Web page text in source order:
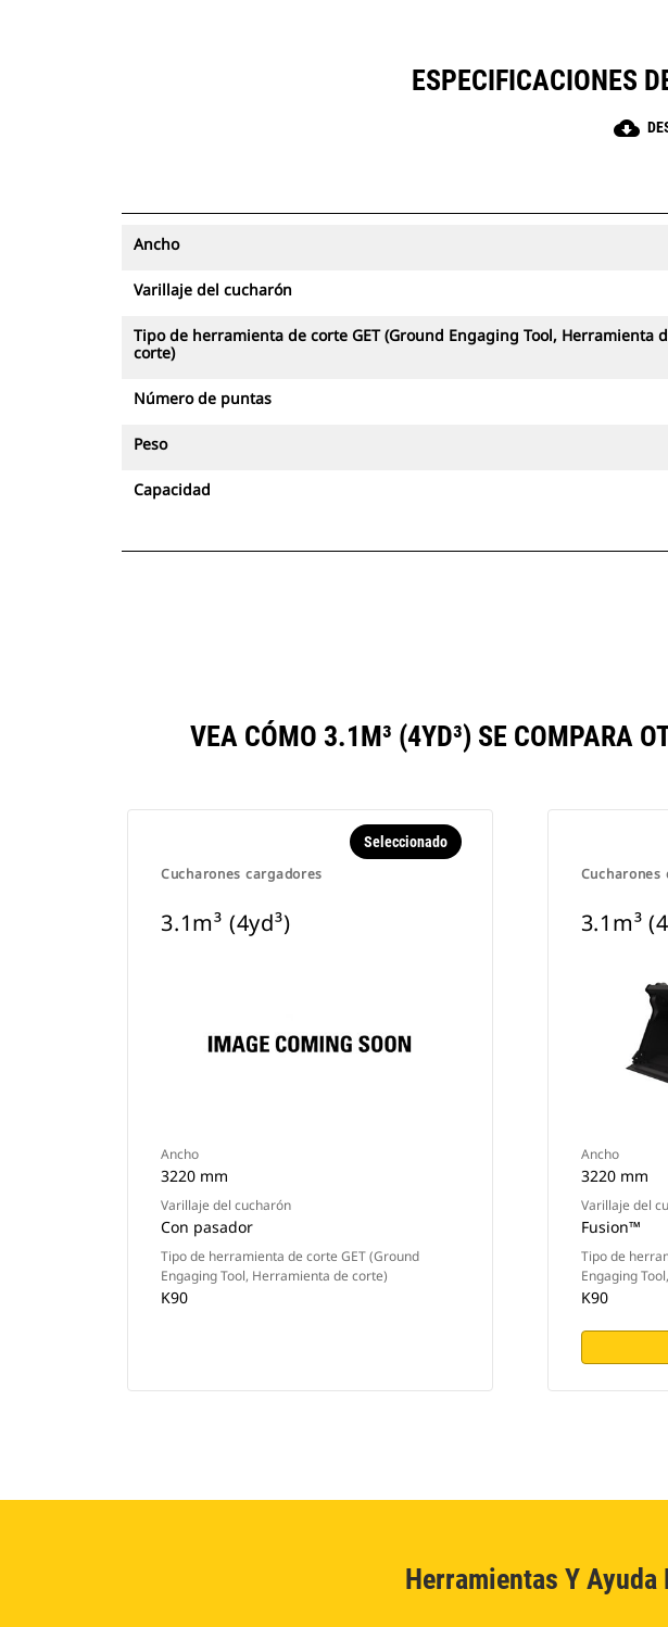
ESPECIFICACIONES
cloud_download
Ancho
Varillaje del cucharón
Tipo de herramienta de corte GET (Ground Engaging Tool, Herramienta
corte)
Número de puntas
Peso
Capacidad
VEA CÓMO 3.1M³ (4YD³) SE COMPARA
Cucharones cargadores
Seleccionado
3.1m³ (4yd³)
Ancho
3220 mm
Varillaje del cucharón
Con pasador
Tipo de herramienta de corte GET (Ground
Engaging Tool, Herramienta de corte)
K90
Cucharones
3.1m³
Ancho
3220 mm
Varillaje del
Fusion™
Tipo de
Engaging
K90
Herramientas Y Ayuda